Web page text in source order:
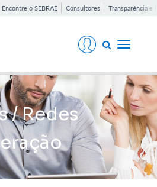
Encontre o SEBRAE Consultores Transparência e
Toggle
/ Redes